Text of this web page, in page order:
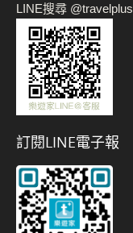
LINE搜尋 @travelplus
訂閱LINE電子報